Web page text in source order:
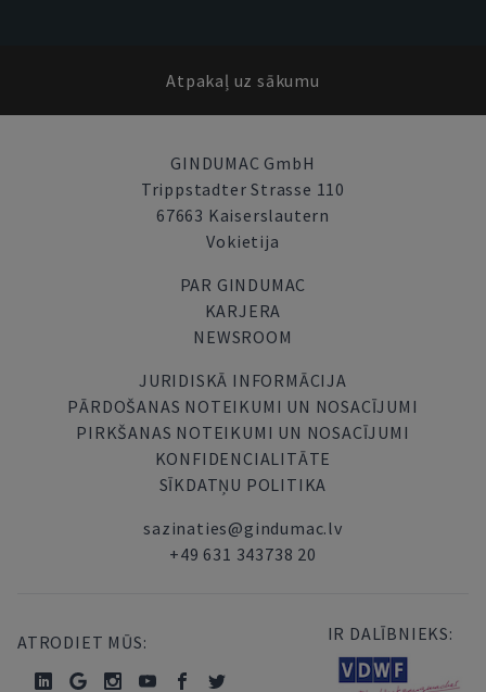
Atpakaļ uz sākumu
GINDUMAC GmbH
Trippstadter Strasse 110
67663 Kaiserslautern
Vokietija
PAR GINDUMAC
KARJERA
NEWSROOM
JURIDISKĀ INFORMĀCIJA
PĀRDOŠANAS NOTEIKUMI UN NOSACĪJUMI
PIRKŠANAS NOTEIKUMI UN NOSACĪJUMI
KONFIDENCIALITĀTE
SĪKDATŅU POLITIKA
sazinaties@gindumac.lv
+49 631 343738 20
ATRODIET MŪS: IR DALĪBNIEKS: